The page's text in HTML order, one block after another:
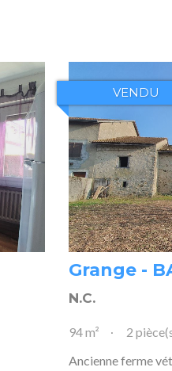
VENDU
Grange -
N.C.
94 m² 2
Ancienne ferme